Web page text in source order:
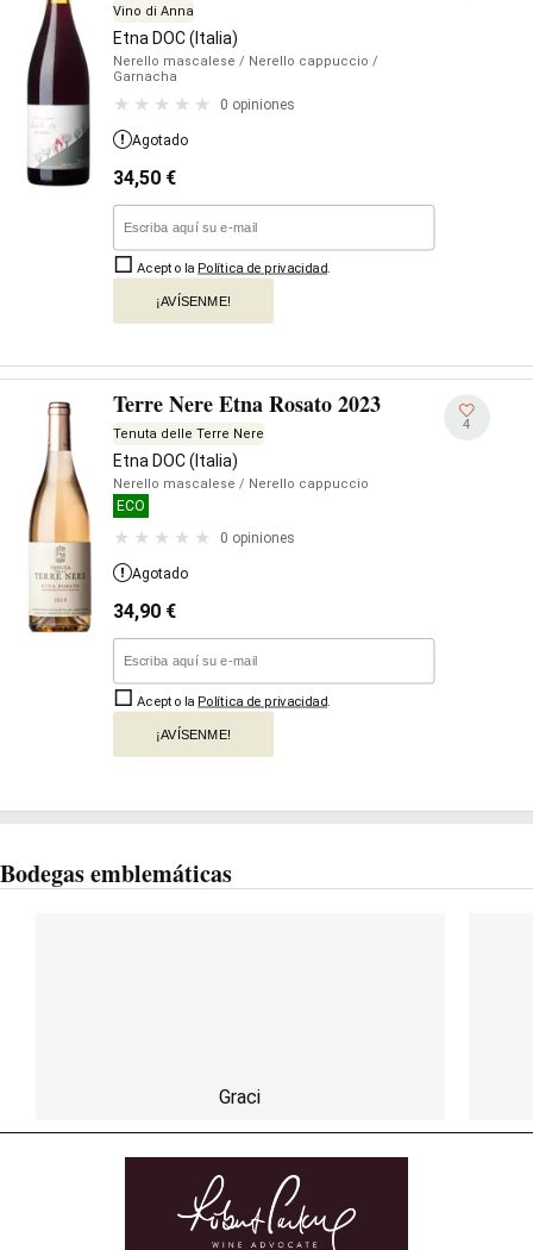
Vino di Anna
Etna DOC (Italia)
Nerello mascalese / Nerello cappuccio /
Garnacha
0 opiniones
Agotado
34,50 €
Acepto la Política de privacidad
¡AVÍSENME!
Terre Nere Etna Rosato 2023
Tenuta delle Terre Nere
Etna DOC (Italia)
Nerello mascalese / Nerello cappuccio
ECO
0 opiniones
4
Agotado
34,90 €
Acepto la Política de privacidad
¡AVÍSENME!
Bodegas emblemáticas
Graci